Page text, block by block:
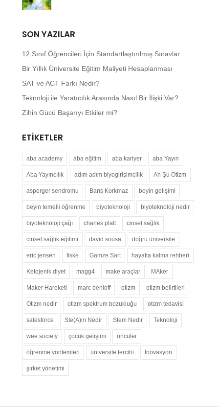
SON YAZILAR
12.Sınıf Öğrencileri İçin Standartlaştırılmış Sınavlar
Bir Yıllık Üniversite Eğitim Maliyeti Hesaplanması
SAT ve ACT Farkı Nedir?
Teknoloji ile Yaratıcılık Arasında Nasıl Bir İlişki Var?
Zihin Gücü Başarıyı Etkiler mi?
ETIKETLER
aba academy aba eğitim aba kariyer aba Yayın
Aba Yayıncılık adım adım biyogirişimcilik Ah Şu Otizm
asperger sendromu Barış Korkmaz beyin gelişimi
beyin temelli öğrenme biyoteknoloji biyoteknoloji nedir
biyoteknoloji çağı charles platt cinsel sağlık
cinsel sağlık eğitimi david sousa doğru üniversite
eric jensen fiske Gamze Sart hayatta kalma rehberi
Ketojenik diyet magg4 make araçlar MAker
Maker Hareketi marc benioff otizm otizm belirtileri
Otizm nedir otizm spektrum bozukluğu otizm tedavisi
salesforce Ste(A)m Nedir Stem Nedir Teknoloji
wee society çocuk gelişimi öncüler
öğrenme yöntemleri üniversite tercihi İnovasyon
şirket yönetimi